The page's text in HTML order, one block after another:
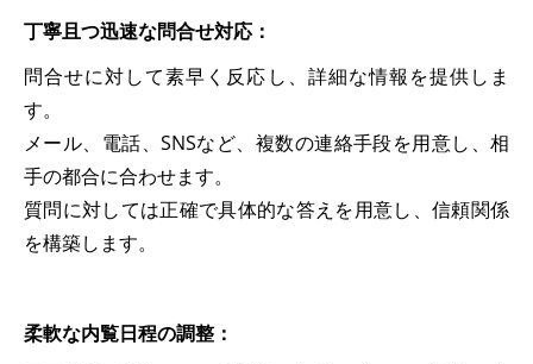
丁寧且つ迅速な問合せ対応：
問合せに対して素早く反応し、詳細な情報を提供しま
す。
メール、電話、SNSなど、複数の連絡手段を用意し、相
手の都合に合わせます。
質問に対しては正確で具体的な答えを用意し、信頼関係
を構築します。
柔軟な内覧日程の調整：